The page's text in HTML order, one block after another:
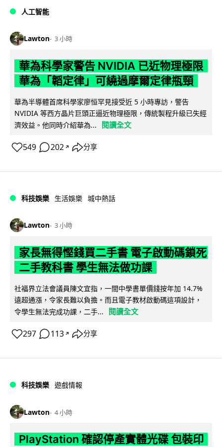
人工智能
Lawton 3 小時
華為科學家警告 NVIDIA 已近物理極限
華為「韜定律」可繞過摩爾定律瓶頸
華為半導體首席科學家廖恒罕見接受近 5 小時專訪，警告
NVIDIA 等西方晶片巨頭正逼近物理極限，傳統製程升級已失經
濟效益。他同時介紹華為...
閱讀全文
549 202 ↗ 分享
科技娛樂 生活娛樂 城中熱話
Lawton 3 小時
家長無得慳錢買二手書 電子啟動碼鎖死
二手教科書 學生無法做功課
社福界立法會議員陳文宜指，一間中學書單價錢按年加 14.7%
遠超通漲，令家長難以負擔。而且電子教材啟動碼這項設計，
令學生無法完成功課，二手...
閱讀全文
297 113 ↗ 分享
科技娛樂 遊戲情報
Lawton 4 小時
PlayStation 確認停產實體光碟 包裝印